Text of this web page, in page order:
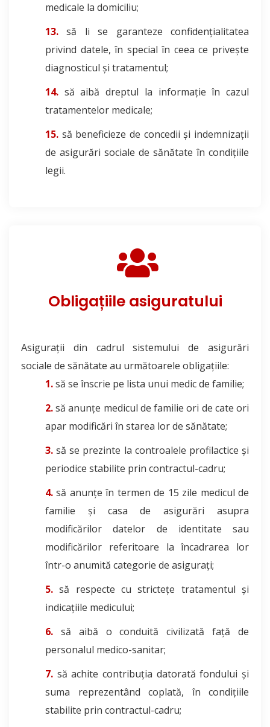
medicale la domiciliu;
să li se garanteze confidențialitatea
privind datele, în special în ceea ce privește
diagnosticul și tratamentul;
să aibă dreptul la informație în cazul
tratamentelor medicale;
să beneficieze de concedii și indemnizații
de asigurări sociale de sănătate în condițiile
legii.
Obligațiile asiguratului
Asigurații din cadrul sistemului de asigurări
sociale de sănătate au următoarele obligațiile:
să se înscrie pe lista unui medic de familie;
să anunțe medicul de familie ori de cate ori
apar modificări în starea lor de sănătate;
să se prezinte la controalele profilactice și
periodice stabilite prin contractul-cadru;
să anunțe în termen de 15 zile medicul de
familie și casa de asigurări asupra
modificărilor datelor de identitate sau
modificărilor referitoare la încadrarea lor
într-o anumită categorie de asigurați;
să respecte cu strictețe tratamentul și
indicațiile medicului;
să aibă o conduită civilizată față de
personalul medico-sanitar;
să achite contribuția datorată fondului și
suma reprezentând coplată, în condițiile
stabilite prin contractul-cadru;